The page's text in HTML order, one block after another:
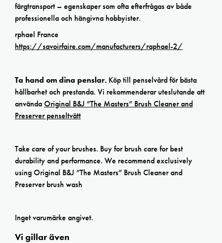
färgtransport – egenskaper som ofta efterfrågas av både
professionella och hängivna hobbyister.
rphael France
https://savoirfaire.com/manufacturers/raphael-2/
Ta hand om dina penslar. Köp till penselvård för bästa
hållbarhet och prestanda. Vi rekommenderar uteslutande att
användaOriginal B&J ”The Masters” Brush Cleaner and
Preserver penseltvätt
Take care of your brushes. Buy for brush care for best
durability and performance. We recommend exclusively
using Original B&J ”The Masters” Brush Cleaner and
Preserver brush wash
Inget varumärke angivet.
Vi gillar även